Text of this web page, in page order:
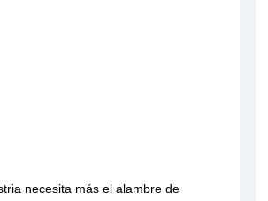
necesita más el alambre de